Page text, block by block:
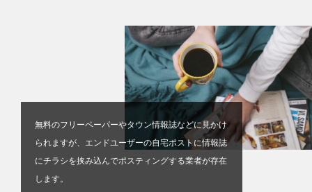
無料のフリーペーパーやタウン情報誌などに見かけ
られますが、エンドユーザーの自宅ポストに情報誌
にチラシを挟み込んでポスティングする業者が存在
します。